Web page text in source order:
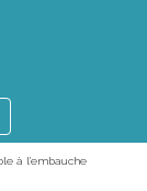
à l'embauche